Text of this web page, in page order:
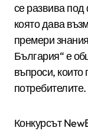
се развива под
която дава
премери
България“ е
въпроси,
потребителите.
Конкурсът